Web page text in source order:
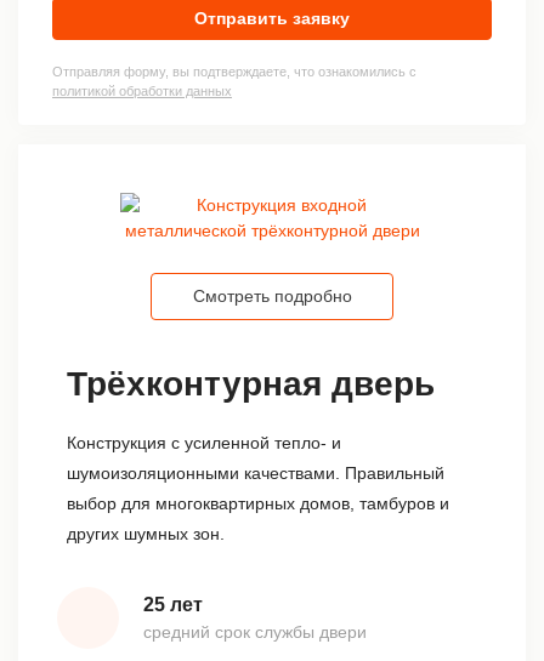
Отправить заявку
Отправляя форму, вы подтверждаете, что ознакомились с
политикой обработки данных
Трёхконтурная дверь
Конструкция с усиленной тепло- и
шумоизоляционными качествами. Правильный
выбор для многоквартирных домов, тамбуров и
других шумных зон.
25 лет
средний срок службы двери
Смотреть подробно